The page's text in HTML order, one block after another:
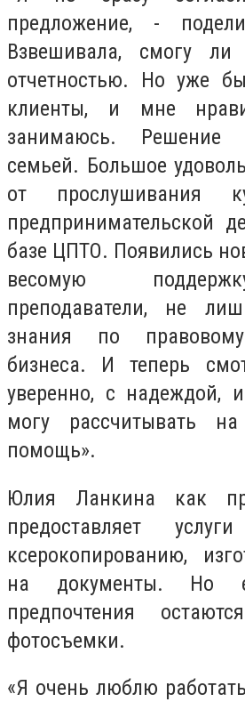
предложение, -
Взвешивала, смогу ли
отчетностью. Но уже
клиенты, и мне
занимаюсь. Решение
семьей. Большое
от прослушивания
предпринимательской
базе ЦПТО. Появились
весомую
преподаватели, не
знания по
бизнеса. И теперь
уверенно, с надеждой,
могу рассчитывать
помощь».
Юлия Ланкина как
предоставляет
ксерокопированию,
на документы. Но
предпочтения
фотосъемки.
«Я очень люблю